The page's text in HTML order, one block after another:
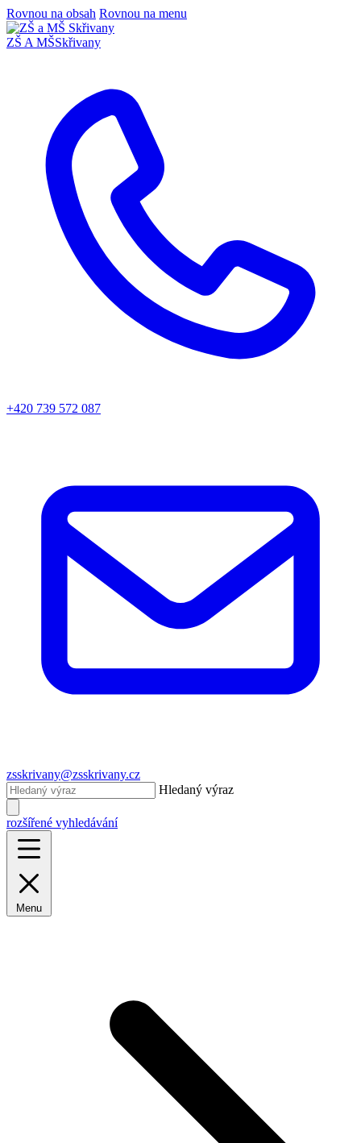
Rovnou na obsah Rovnou na menu
ZŠ A MŠSkřivany
+420 739 572 087
zsskrivany@zsskrivany.cz
Hledaný výraz
rozšířené vyhledávání
Menu